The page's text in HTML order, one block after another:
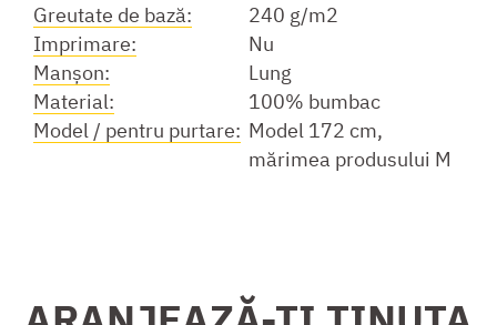
Greutate de bază:
240 g/m2
Imprimare:
Nu
Manşon:
Lung
Material:
100% bumbac
Model / pentru purtare: Model 172 cm,
mărimea produsului M